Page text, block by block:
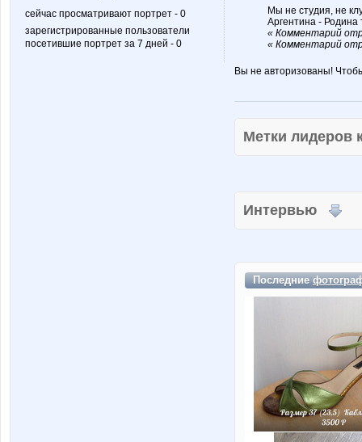
сейчас просматривают портрет - 0
зарегистрированные пользователи
посетившие портрет за 7 дней - 0
Мы не студия, не
Аргентина - Родина
« Комментарий
« Комментарий
Вы не авторизованы!
Метки
Интервью
Последние